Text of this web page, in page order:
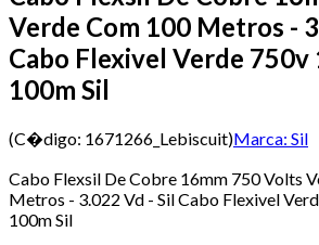
Verde Com 100 Metros -
Cabo Flexivel Verde 750v
100m Sil
(C�digo: 1671266_Lebiscuit)Marca: Sil
Cabo Flexsil De Cobre 16mm 750 Volts
Metros - 3.022 Vd - Sil Cabo Flexivel
100m Sil